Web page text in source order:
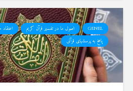
GENEL اصول ما در تفسیر قرآن کریم
اعتقاد
پاسخ به پرسشهای قرآنی